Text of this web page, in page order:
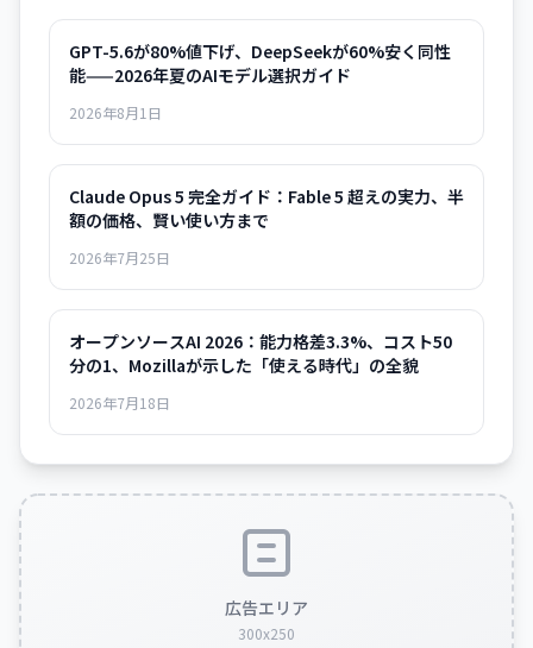
GPT-5.6が80%値下げ、DeepSeekが60%安く同性
能——2026年夏のAIモデル選択ガイド
2026年8月1日
Claude Opus 5 完全ガイド：Fable 5 超えの実力、半
額の価格、賢い使い方まで
2026年7月25日
オープンソースAI 2026：能力格差3.3%、コスト50
分の1、Mozillaが示した「使える時代」の全貌
2026年7月18日
広告エリア
300x250